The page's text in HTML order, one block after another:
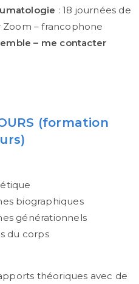
: 18 journées de
Zoom – francophone
– me contacter
(formation
biographiques
générationnels
du corps
théoriques avec de